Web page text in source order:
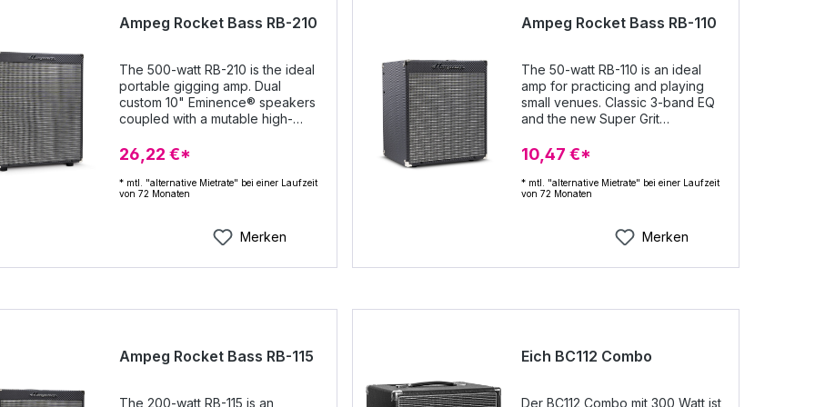
Ampeg Rocket Bass RB-210
The 500-watt RB-210 is the ideal
portable gigging amp. Dual
custom 10" Eminence® speakers
coupled with a mutable high-
wide range of bass sounds, while
classic Ampeg 3-band EQ, Ultra
Hi/Ultra Lo switches, and the new
Super Grit Technology overdrive
ideal tone. An effects loop, an
auxiliary input, a headphone
output, an extension speaker
recorder complete the package.
Eminence speakers + HF horn
Ampeg Legacy preamp with 3-
overdrive Auxiliary input and
26,22 €*
* mtl. "alternative Mietrate" bei einer Laufzeit
von 72 Monaten
Merken
Ampeg Rocket Bass RB-110
The 50-watt RB-110 is an ideal
amp for practicing and playing
small venues. Classic 3-band EQ
and the new Super Grit
easy to dial in legendary Ampeg
tone. Plus, an auxiliary input lets
you play along with external
audio, while a headphone output
whenever you like without
disturbing others. An XLR output
provides a professional
styling with modern features
Grit Technology (SGT) overdrive
0dB and -15dB inputs Auxiliary
direct output 22.5 lbs. (10.2 kg)
10,47 €*
* mtl. "alternative Mietrate" bei einer Laufzeit
von 72 Monaten
Merken
Ampeg Rocket Bass RB-115
The 200-watt RB-115 is an
Eich BC112 Combo
Der BC112 Combo mit 300 Watt ist